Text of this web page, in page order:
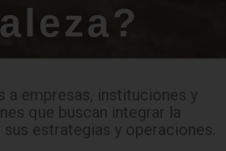
a empresas, instituciones y
que buscan integrar la
estrategias y operaciones.